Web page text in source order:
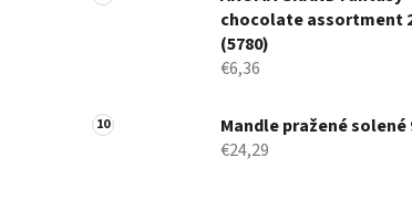
chocolate assortment
(5780)
€6,36
Mandle pražené solené
€24,29